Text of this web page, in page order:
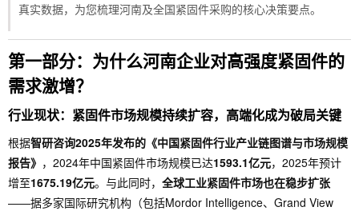
真实数据，为您梳理河南及全国紧固件采购的核心决策要点。
第一部分：为什么河南企业对高强度紧固件的
需求激增？
行业现状：紧固件市场规模持续扩容，高端化成为破局关键
根据智研咨询2025年发布的《中国紧固件行业产业链图谱与市场规模
报告》 ，2024年中国紧固件市场规模已达1593.1亿元，2025年预计
增至1675.19亿元。与此同时， 全球工业紧固件市场也在稳步扩张
——据多家国际研究机构（包括Mordor Intelligence、Grand View